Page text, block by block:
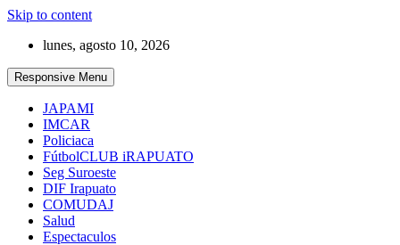
Skip to content
lunes, agosto 10, 2026
Responsive Menu
JAPAMI
IMCAR
Policiaca
FútbolCLUB iRAPUATO
Seg Suroeste
DIF Irapuato
COMUDAJ
Salud
Espectaculos